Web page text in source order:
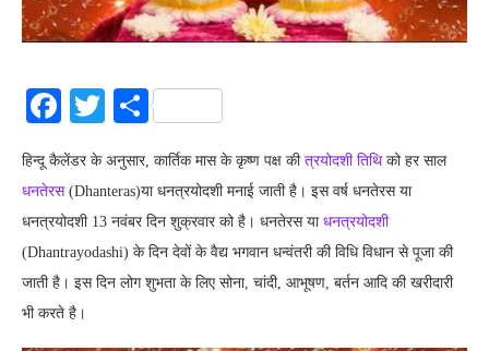
Facebook
TwitterShare
हिन्दू कैलेंडर के अनुसार, कार्तिक मास के कृष्ण पक्ष की त्रयोदशी तिथिको हर साल
धनतेरस(Dhanteras)या धनत्रयोदशी मनाई जाती है। इस वर्ष धनतेरस या
धनत्रयोदशी 13 नवंबर दिन शुक्रवार को है। धनतेरस या धनत्रयोदशी
(Dhantrayodashi) के दिन देवों के वैद्य भगवान धन्वंतरी की विधि विधान से पूजा की
जाती है। इस दिन लोग शुभता के लिए सोना, चांदी, आभूषण, बर्तन आदि की खरीदारी
भी करते है।